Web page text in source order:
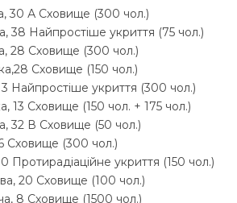
30 А Сховище (300 чол.)
38 Найпростіше укриття (75 чол.)
28 Сховище (300 чол.)
Сховище (150 чол.)
Найпростіше укриття (300 чол.)
13 Сховище (150 чол. + 175 чол.)
32 В Сховище (50 чол.)
Сховище (300 чол.)
Протирадіаційне укриття (150 чол.)
20 Сховище (100 чол.)
8 Сховище (1500 чол.)